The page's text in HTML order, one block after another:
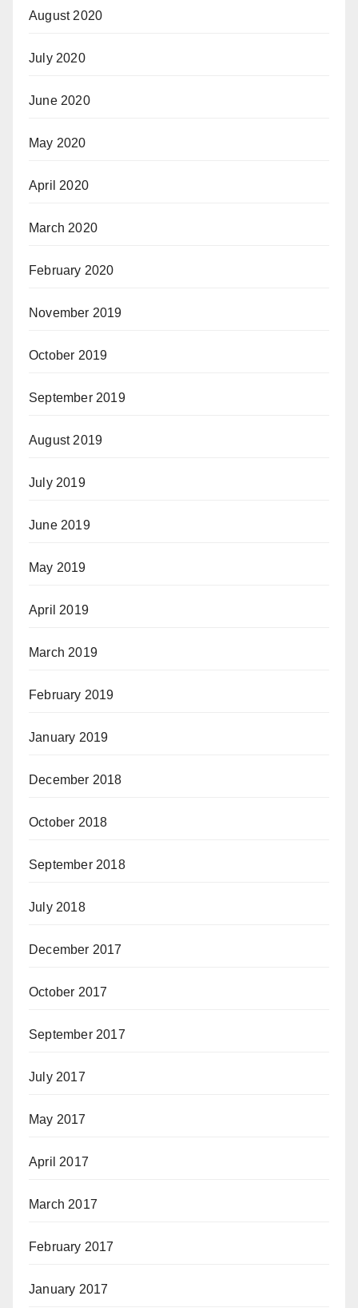
August 2020
July 2020
June 2020
May 2020
April 2020
March 2020
February 2020
November 2019
October 2019
September 2019
August 2019
July 2019
June 2019
May 2019
April 2019
March 2019
February 2019
January 2019
December 2018
October 2018
September 2018
July 2018
December 2017
October 2017
September 2017
July 2017
May 2017
April 2017
March 2017
February 2017
January 2017